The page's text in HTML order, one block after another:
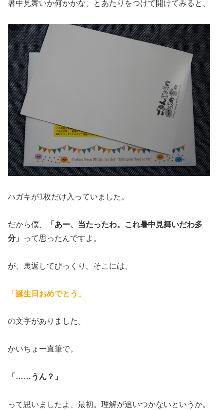
暑中見舞いか何かかな、とあたりをつけて開けてみると、
ハガキが1枚だけ入っていました。
だから僕、
「あー、当たったわ。これ暑中見舞いだわ多
分」
って思ったんですよ。
が、裏返してびっくり。そこには、
「誕生日おめでとう」
の文字がありました。
かいちょー直筆で。
「……うん？」
って思いましたよ、最初。理解が追いつかないというか。